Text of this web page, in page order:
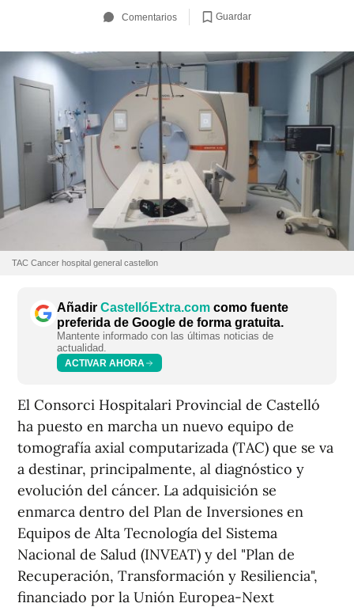
Comentarios Guardar
TAC Cancer hospital general castellon
Añadir CastellóExtra.com como fuente
preferida de Google de forma gratuita.
Mantente informado con las últimas noticias de
actualidad.
ACTIVAR AHORA
El Consorci Hospitalari Provincial de Castelló
ha puesto en marcha un nuevo equipo de
tomografía axial computarizada (TAC) que se va
a destinar, principalmente, al diagnóstico y
evolución del cáncer. La adquisición se
enmarca dentro del Plan de Inversiones en
Equipos de Alta Tecnología del Sistema
Nacional de Salud (INVEAT) y del "Plan de
Recuperación, Transformación y Resiliencia",
financiado por la Unión Europea-Next